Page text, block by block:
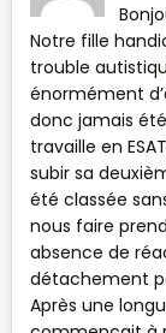
Notre fille
trouble
énormément
donc jamais
travaille en
subir sa
été classée
nous faire
absence de
détachement
Après une